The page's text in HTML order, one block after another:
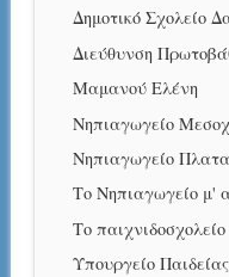
Δημοτικό Σχολείο
Διεύθυνση
Μαμανού Ελένη
Νηπιαγωγείο
Νηπιαγωγείο
Το Νηπιαγωγείο μ'
Το
Υπουργείο Παιδείας